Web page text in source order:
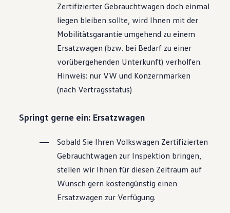
Zertifizierter Gebrauchtwagen doch einmal
liegen bleiben sollte, wird Ihnen mit der
Mobilitätsgarantie umgehend zu einem
Ersatzwagen (bzw. bei Bedarf zu einer
vorübergehenden Unterkunft) verholfen.
Hinweis: nur VW und Konzernmarken
(nach Vertragsstatus)
Springt gerne ein: Ersatzwagen
Sobald Sie Ihren Volkswagen Zertifizierten
Gebrauchtwagen zur Inspektion bringen,
stellen wir Ihnen für diesen Zeitraum auf
Wunsch gern kostengünstig einen
Ersatzwagen zur Verfügung.